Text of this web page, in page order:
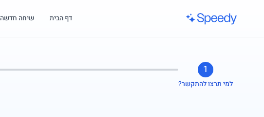
שיחה חדשה דף הבית
1
למי תרצו להתקשר?